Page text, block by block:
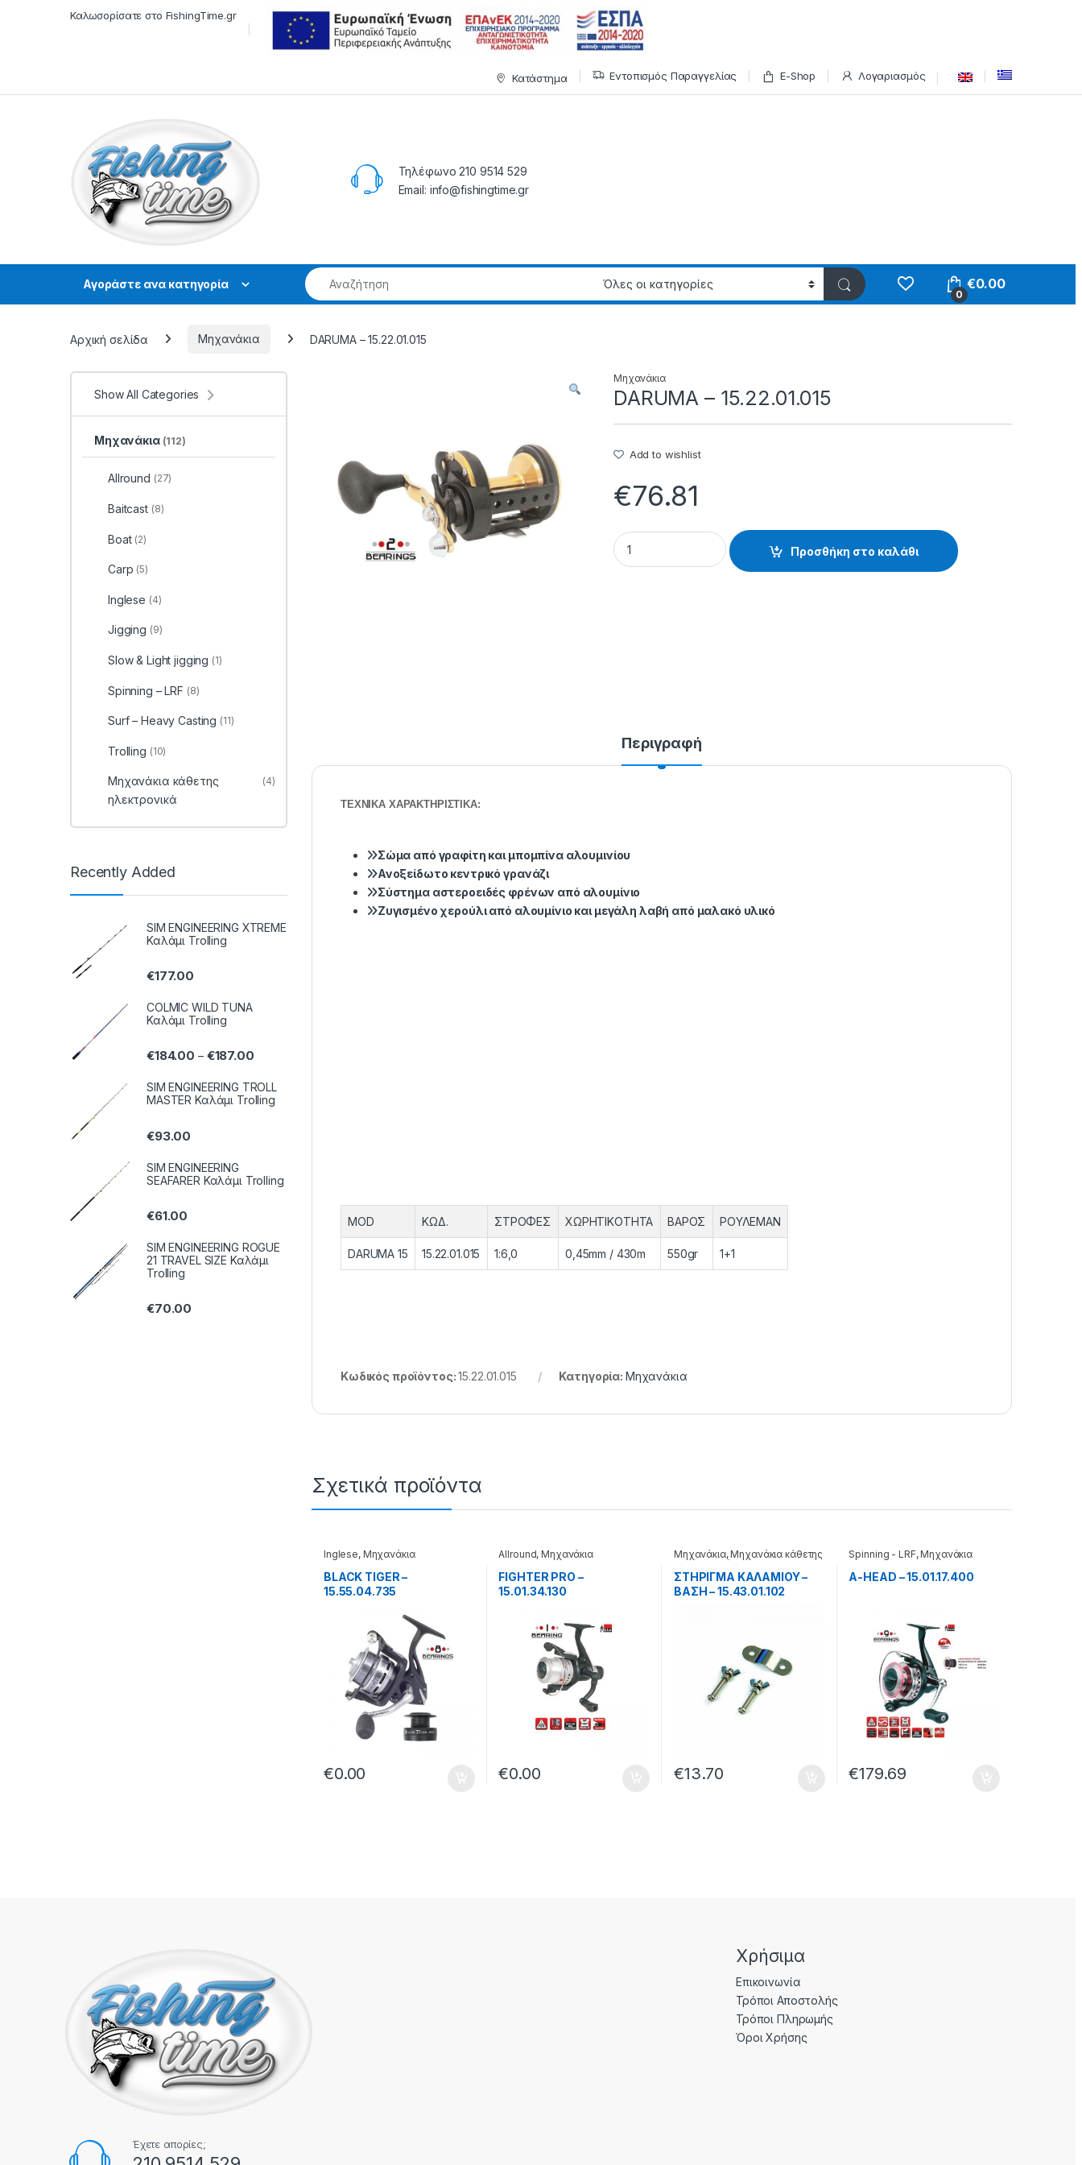
Καλωσορίσατε στο FishingTime.gr
Κατάστημα Εντοπισμός Παραγγελίας E-Shop Λογαριασμός
Τηλέφωνο 210 9514 529
Email: info@fishingtime.gr
Αγοράστε ανα κατηγορία
0
€0.00
Αρχική σελίδα Μηχανάκια DARUMA – 15.22.01.015
Μηχανάκια
DARUMA – 15.22.01.015
Add to wishlist
€76.81
DARUMA - 15.22.01.015 quantity
Προσθήκη στο καλάθι
Περιγραφή
ΤΕΧΝΙΚΑ ΧΑΡΑΚΤΗΡΙΣΤΙΚΑ:
Σώμα από γραφίτη και μπομπίνα αλουμινίου
Ανοξείδωτο κεντρικό γρανάζι
Σύστημα αστεροειδές φρένων από αλουμίνιο
Ζυγισμένο χερούλι από αλουμίνιο και μεγάλη λαβή από μαλακό υλικό
MOD ΚΩΔ. ΣΤΡΟΦΕΣ ΧΩΡHTIKOΤΗΤΑ ΒΑΡΟΣ ΡΟΥΛΕΜΑΝ
DARUMA 15 15.22.01.015 1:6,0 0,45mm / 430m 550gr 1+1
Κωδικός προϊόντος:15.22.01.015 Κατηγορία: Μηχανάκια
Σχετικά προϊόντα
Inglese, Μηχανάκια
BLACK TIGER –
15.55.04.735
€0.00
Allround,Μηχανάκια
FIGHTER PRO –
15.01.34.130
€0.00
Μηχανάκια,Μηχανάκια κάθετης
ηλεκτρονικά
ΣΤΗΡΙΓΜΑ ΚΑΛΑΜΙΟΥ –
ΒΑΣΗ – 15.43.01.102
€13.70
Spinning - LRF,Μηχανάκια
A-HEAD – 15.01.17.400
€179.69
Show All Categories
Μηχανάκια (112)
Allround (27)
Baitcast (8)
Boat (2)
Carp (5)
Inglese (4)
Jigging (9)
Slow & Light jigging (1)
Spinning – LRF (8)
Surf – Heavy Casting (11)
Trolling (10)
Μηχανάκια κάθετης
ηλεκτρονικά
(4)
Recently Added
SIM ENGINEERING XTREME
Καλάμι Trolling
€177.00
COLMIC WILD TUNA
Καλάμι Trolling
€184.00 – €187.00
SIM ENGINEERING TROLL
MASTER Καλάμι Trolling
€93.00
SIM ENGINEERING
SEAFARER Καλάμι Trolling
€61.00
SIM ENGINEERING ROGUE
21 TRAVEL SIZE Καλάμι
Trolling
€70.00
Έχετε απορίες;
Χρήσιμα
Επικοινωνία
Τρόποι Αποστολής
Τρόποι Πληρωμής
Όροι Χρήσης